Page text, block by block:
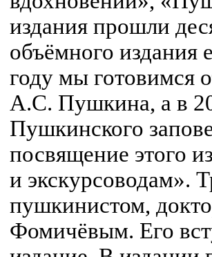
издания прошли
объёмного издания
году мы готовимся
А.С. Пушкина, а в
Пушкинского
посвящение этого
и экскурсоводам».
пушкинистом,
Фомичёвым. Его